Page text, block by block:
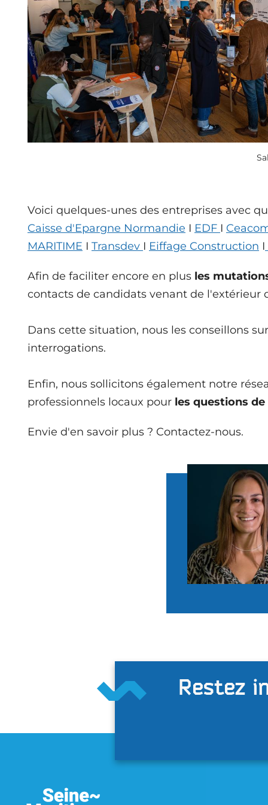
Voici quelques-unes des entreprises avec
Caisse d'Epargne Normandie I EDF I
MARITIME I Transdev I Eiffage Construction I
Afin de faciliter encore en plus les
contacts de candidats venant de
Dans cette situation, nous les conseillons sur
interrogations.
Enfin, nous sollicitons également notre
professionnels locaux pour les questions
Envie d'en savoir plus ? Contactez-nous.
Restez